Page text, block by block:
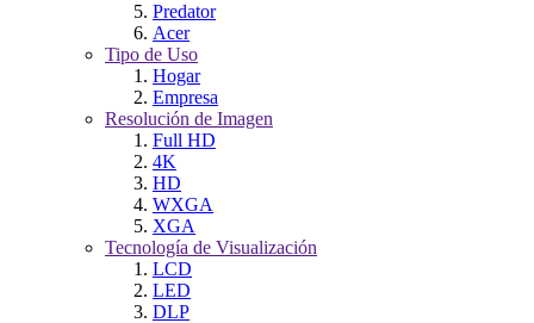
Predator
Acer
Tipo de Uso
Hogar
Empresa
Resolución de Imagen
Full HD
4K
HD
WXGA
XGA
Tecnología de Visualización
LCD
LED
DLP